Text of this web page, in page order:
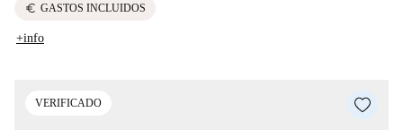
euro GASTOS INCLUIDOS
+info
VERIFICADO